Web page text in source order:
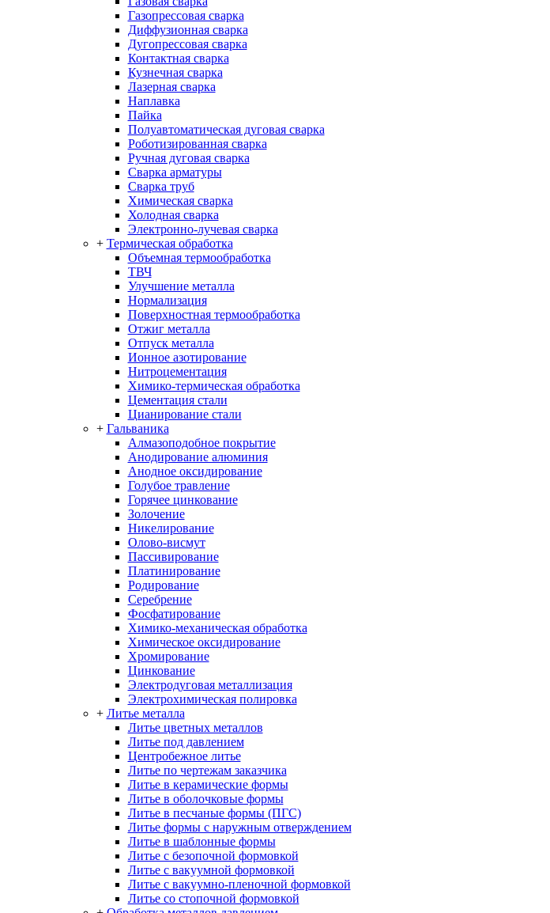
Газопрессовая сварка
Диффузионная сварка
Дугопрессовая сварка
Контактная сварка
Кузнечная сварка
Лазерная сварка
Наплавка
Пайка
Полуавтоматическая дуговая сварка
Роботизированная сварка
Ручная дуговая сварка
Сварка арматуры
Сварка труб
Химическая сварка
Холодная сварка
Электронно-лучевая сварка
+ Термическая обработка
Объемная термообработка
ТВЧ
Улучшение металла
Нормализация
Поверхностная термообработка
Отжиг металла
Отпуск металла
Ионное азотирование
Нитроцементация
Химико-термическая обработка
Цементация стали
Цианирование стали
+ Гальваника
Алмазоподобное покрытие
Анодирование алюминия
Анодное оксидирование
Голубое травление
Горячее цинкование
Золочение
Никелирование
Олово-висмут
Пассивирование
Платинирование
Родирование
Серебрение
Фосфатирование
Химико-механическая обработка
Химическое оксидирование
Хромирование
Цинкование
Электродуговая металлизация
Электрохимическая полировка
+ Литье металла
Литье цветных металлов
Литье под давлением
Центробежное литье
Литье по чертежам заказчика
Литье в керамические формы
Литье в оболочковые формы
Литье в песчаные формы (ПГС)
Литье формы с наружным отверждением
Литье в шаблонные формы
Литье с безопочной формовкой
Литье с вакуумной формовкой
Литье с вакуумно-пленочной формовкой
Литье со стопочной формовкой